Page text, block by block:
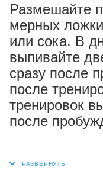
Размешайте
мерных
или сока. В
выпивайте
сразу после
после
тренировок
после